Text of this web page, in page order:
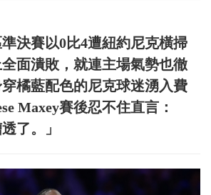
決賽以0比4遭紐約尼克橫掃
面潰敗，就連主場氣勢也徹
橘藍配色的尼克球迷湧入費
Maxey賽後忍不住直言：
了。」